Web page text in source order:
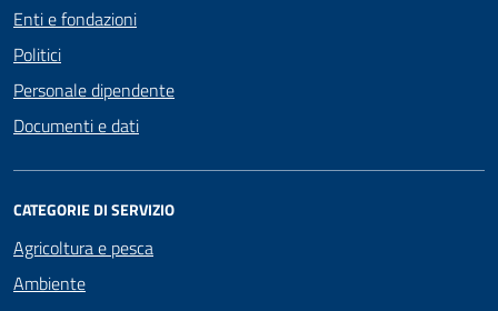
Enti e fondazioni
Politici
Personale dipendente
Documenti e dati
CATEGORIE DI SERVIZIO
Agricoltura e pesca
Ambiente